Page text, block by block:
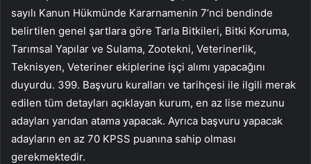
sayılı Kanun Hükmünde Kararnamenin 7’nci bendinde
belirtilen genel şartlara göre Tarla Bitkileri, Bitki Koruma,
Tarımsal Yapılar ve Sulama, Zootekni, Veterinerlik,
Teknisyen, Veteriner ekiplerine işçi alımı yapacağını
duyurdu. 399. Başvuru kuralları ve tarihçesi ile ilgili merak
edilen tüm detayları açıklayan kurum, en az lise mezunu
adayları yarıdan atama yapacak. Ayrıca başvuru yapacak
adayların en az 70 KPSS puanına sahip olması
gerekmektedir.